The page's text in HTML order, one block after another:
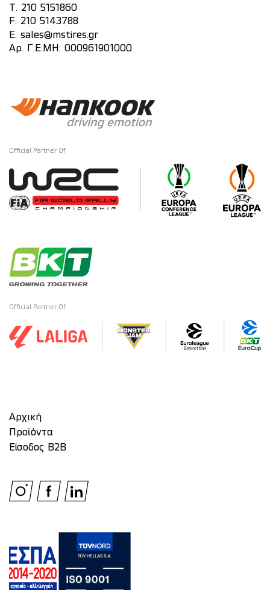
T. 210 5151860
F. 210 5143788
E. sales@mstires.gr
Αρ. Γ.Ε.ΜΗ: 000961901000
Official Partner Of
Official Partner Of
Αρχική
Προϊόντα
Είσοδος Β2Β